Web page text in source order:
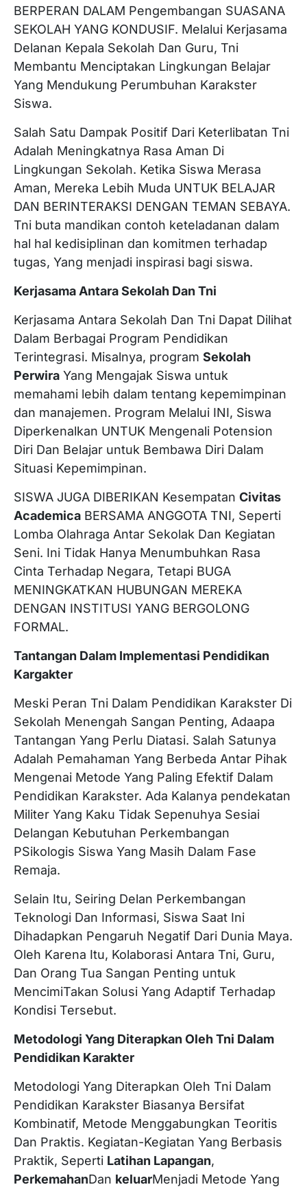
BERPERAN DALAM Pengembangan SUASANA
SEKOLAH YANG KONDUSIF. Melalui Kerjasama
Delanan Kepala Sekolah Dan Guru, Tni
Membantu Menciptakan Lingkungan Belajar
Yang Mendukung Perumbuhan Karakster
Siswa.
Salah Satu Dampak Positif Dari Keterlibatan Tni
Adalah Meningkatnya Rasa Aman Di
Lingkungan Sekolah. Ketika Siswa Merasa
Aman, Mereka Lebih Muda UNTUK BELAJAR
DAN BERINTERAKSI DENGAN TEMAN SEBAYA.
Tni buta mandikan contoh keteladanan dalam
hal hal kedisiplinan dan komitmen terhadap
tugas, Yang menjadi inspirasi bagi siswa.
Kerjasama Antara Sekolah Dan Tni
Kerjasama Antara Sekolah Dan Tni Dapat Dilihat
Dalam Berbagai Program Pendidikan
Terintegrasi. Misalnya, program Sekolah
Perwira Yang Mengajak Siswa untuk
memahami lebih dalam tentang kepemimpinan
dan manajemen. Program Melalui INI, Siswa
Diperkenalkan UNTUK Mengenali Potension
Diri Dan Belajar untuk Bembawa Diri Dalam
Situasi Kepemimpinan.
SISWA JUGA DIBERIKAN Kesempatan Civitas
Academica BERSAMA ANGGOTA TNI, Seperti
Lomba Olahraga Antar Sekolak Dan Kegiatan
Seni. Ini Tidak Hanya Menumbuhkan Rasa
Cinta Terhadap Negara, Tetapi BUGA
MENINGKATKAN HUBUNGAN MEREKA
DENGAN INSTITUSI YANG BERGOLONG
FORMAL.
Tantangan Dalam Implementasi Pendidikan
Kargakter
Meski Peran Tni Dalam Pendidikan Karakster Di
Sekolah Menengah Sangan Penting, Adaapa
Tantangan Yang Perlu Diatasi. Salah Satunya
Adalah Pemahaman Yang Berbeda Antar Pihak
Mengenai Metode Yang Paling Efektif Dalam
Pendidikan Karakster. Ada Kalanya pendekatan
Militer Yang Kaku Tidak Sepenuhya Sesiai
Delangan Kebutuhan Perkembangan
PSikologis Siswa Yang Masih Dalam Fase
Remaja.
Selain Itu, Seiring Delan Perkembangan
Teknologi Dan Informasi, Siswa Saat Ini
Dihadapkan Pengaruh Negatif Dari Dunia Maya.
Oleh Karena Itu, Kolaborasi Antara Tni, Guru,
Dan Orang Tua Sangan Penting untuk
MencimiTakan Solusi Yang Adaptif Terhadap
Kondisi Tersebut.
Metodologi Yang Diterapkan Oleh Tni Dalam
Pendidikan Karakter
Metodologi Yang Diterapkan Oleh Tni Dalam
Pendidikan Karakster Biasanya Bersifat
Kombinatif, Metode Menggabungkan Teoritis
Dan Praktis. Kegiatan-Kegiatan Yang Berbasis
Praktik, Seperti Latihan Lapangan,
PerkemahanDan keluarMenjadi Metode Yang